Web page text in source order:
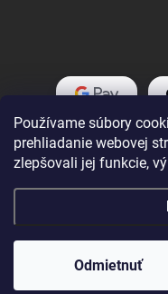
Používame súbory
prehliadanie webovej
zlepšovali jej funkcie,
Odmietnuť
Copyright 2026